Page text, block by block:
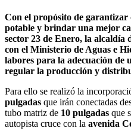
Con el propósito de garantizar
potable y brindar una mejor
sector 23 de Enero, la
con el Ministerio de Aguas e
labores para la adecuación de
regular la producción y
Para ello se realizó la
pulgadas que irán conectadas
tubo matriz de 10 pulgadas que
autopista cruce con la avenida